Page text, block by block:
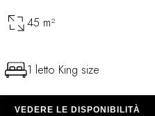
45 m²
1 letto King size
VEDERE LE DISPONIBILITÀ